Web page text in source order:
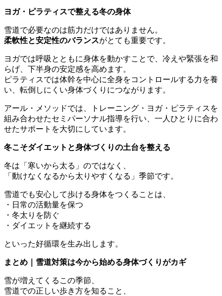
ヨガ・ピラティスで整える冬の身体
雪道で必要なのは筋力だけではありません。
柔軟性と安定性のバランスがとても重要です。
ヨガでは呼吸とともに身体を動かすことで、冷えや緊張を和
らげ、下半身の安定感を高めます。
ピラティスでは体幹を中心に全身をコントロールする力を養
い、転倒しにくい身体づくりにつながります。
アール・メソッドでは、トレーニング・ヨガ・ピラティスを
組み合わせたセミパーソナル指導を行い、一人ひとりに合わ
せたサポートを大切にしています。
冬こそダイエットと身体づくりの土台を整える
冬は「寒いから太る」のではなく、
「動けなくなるから太りやすくなる」季節です。
雪道でも安心して歩ける身体をつくることは、
・日常の活動量を保つ
・冬太りを防ぐ
・ダイエットを継続する
といった好循環を生み出します。
まとめ｜雪道対策は今から始める身体づくりがカギ
雪が増えてくるこの季節、
雪道での正しい歩き方を知ること、